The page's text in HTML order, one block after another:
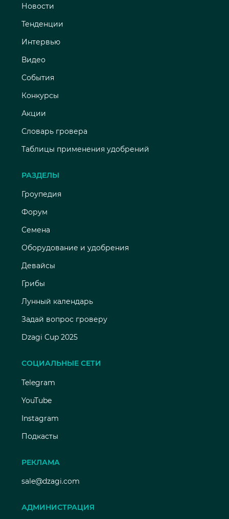
Новости
Тенденции
Интервью
Видео
События
Конкурсы
Акции
Словарь гровера
Таблицы применения удобрений
РАЗДЕЛЫ
Гроупедия
Форум
Семена
Оборудование и удобрения
Девайсы
Грибы
Лунный календарь
Задай вопрос гроверу
Dzagi Cup 2025
СОЦИАЛЬНЫЕ СЕТИ
Telegram
YouTube
Instagram
Подкасты
РЕКЛАМА
sale@dzagi.com
АДМИНИСТРАЦИЯ